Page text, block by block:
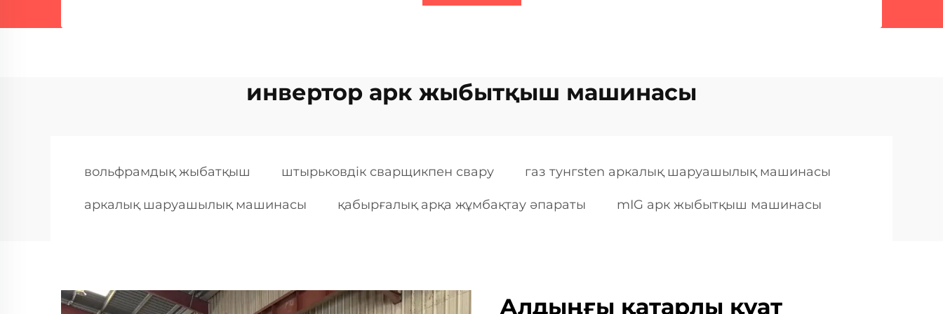
инвертор арк жыбытқыш машинасы
вольфрамдық жыбатқыш штырьковдік сварщикпен свару газ тунгsten аркалық шаруашылық машинасы
аркалық шаруашылық машинасы қабырғалық арқа жұмбақтау әпараты mIG арк жыбытқыш машинасы
Алдыңғы қатарлы қуат